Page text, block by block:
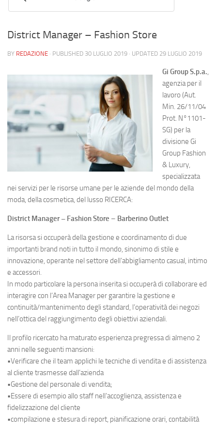
District Manager – Fashion Store
BY REDAZIONE · PUBLISHED 30 LUGLIO 2019 · UPDATED 29 LUGLIO 2019
Gi Group S.p.a.,
agenzia per il
lavoro (Aut.
Min. 26/11/04
Prot. N°1101-
SG) per la
divisione Gi
Group Fashion
& Luxury,
specializzata
nei servizi per le risorse umane per le aziende del mondo della
moda, della cosmetica, del lusso RICERCA:
District Manager – Fashion Store – Barberino Outlet
La risorsa si occuperà della gestione e coordinamento di due
importanti brand noti in tutto il mondo, sinonimo di stile e
innovazione, operante nel settore dell’abbigliamento casual, intimo
e accessori.
In modo particolare la persona inserita si occuperà di collaborare ed
interagire con l’Area Manager per garantire la gestione e
continuità/mantenimento degli standard, l’operatività dei negozi
nell’ottica del raggiungimento degli obiettivi aziendali.
Il profilo ricercato ha maturato esperienza pregressa di almeno 2
anni nelle seguenti mansioni:
•Verificare che il team applichi le tecniche di vendita e di assistenza
al cliente trasmesse dall’azienda
•Gestione del personale di vendita;
•Essere di esempio allo staff nell’accoglienza, assistenza e
fidelizzazione del cliente
•compilazione e stesura di report, pianificazione orari, contabilità